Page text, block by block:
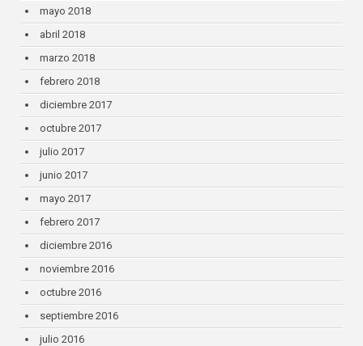
mayo 2018
abril 2018
marzo 2018
febrero 2018
diciembre 2017
octubre 2017
julio 2017
junio 2017
mayo 2017
febrero 2017
diciembre 2016
noviembre 2016
octubre 2016
septiembre 2016
julio 2016